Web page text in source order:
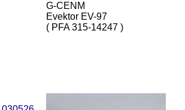
G-CENM
Evektor EV-97
( PFA 315-14247 )